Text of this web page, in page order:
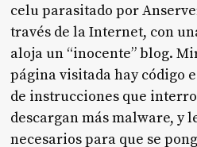
celu parasitado por
través de la Internet, con
aloja un “inocente” blog.
página visitada hay código
de instrucciones que
descargan más malware, y
necesarios para que se